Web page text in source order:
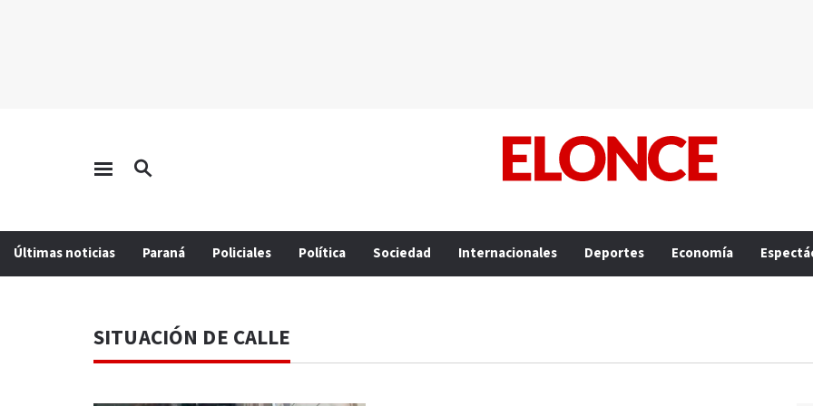
Últimas noticias Paraná Policiales Política Sociedad Internacionales Deportes Economía
SITUACIÓN DE CALLE